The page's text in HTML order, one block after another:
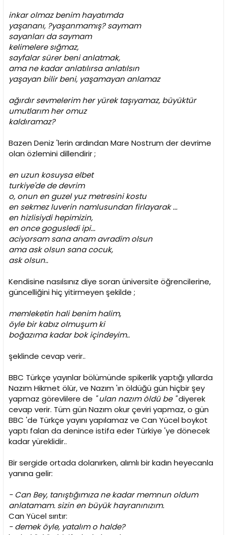
inkar olmaz benim hayatımda
yaşananı, ?yaşanmamış? saymam
sayanları da saymam
kelimelere sığmaz,
sayfalar sürer beni anlatmak,
ama ne kadar anlatılırsa anlatılsın
yaşayan bilir beni, yaşamayan anlamaz
ağırdır sevmelerim her yürek taşıyamaz, büyüktür
umutlarım her omuz
kaldıramaz?
Bazen Deniz 'lerin ardından Mare Nostrum der devrime
olan özlemini dillendirir ;
en uzun kosuysa elbet
turkiye'de de devrim
o, onun en guzel yuz metresini kostu
en sekmez luverin namlusundan firlayarak ...
en hizlisiydi hepimizin,
en once gogusledi ipi...
aciyorsam sana anam avradim olsun
ama ask olsun sana cocuk,
ask olsun..
Kendisine nasılsınız diye soran üniversite öğrencilerine,
güncelliğini hiç yitirmeyen şekilde ;
memleketin hali benim halim,
öyle bir kabız olmuşum ki
boğazıma kadar bok içindeyim..
şeklinde cevap verir..
BBC Türkçe yayınlar bölümünde spikerlik yaptığı yıllarda
Nazım Hikmet ölür, ve Nazım 'ın öldüğü gün hiçbir şey
yapmaz görevlilere de " ulan nazım öldü be "diyerek
cevap verir. Tüm gün Nazım okur çeviri yapmaz, o gün
BBC 'de Türkçe yayını yapılamaz ve Can Yücel boykot
yaptı falan da denince istifa eder Türkiye 'ye dönecek
kadar yüreklidir..
Bir sergide ortada dolanırken, alımlı bir kadın heyecanla
yanına gelir:
- Can Bey, tanıştığımıza ne kadar memnun oldum
anlatamam. sizin en büyük hayranınızım.
Can Yücel sırıtır:
- demek öyle, yatalım o halde?